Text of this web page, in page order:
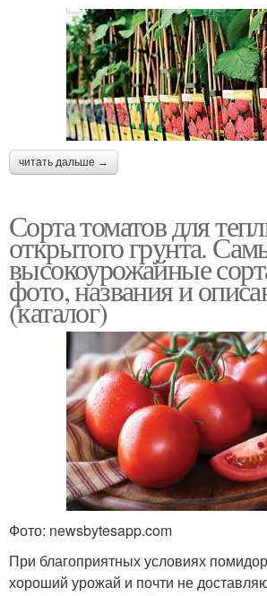
читать дальше →
Сорта томатов для
открытого грунта.
высокоурожайные
фото, названия и
(каталог)
Фото: newsbytesapp.com
При благоприятных условиях
хороший урожай и почти не